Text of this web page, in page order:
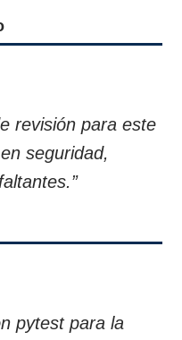
revisión para este
seguridad,
pytest para la